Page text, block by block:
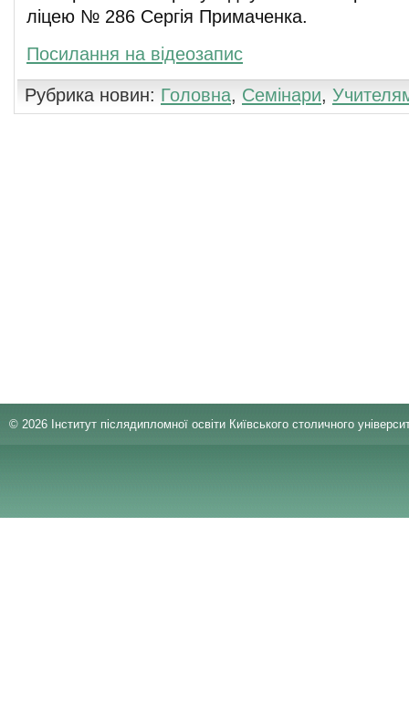
ліцею № 286 Сергія Примаченка.
Посилання на відеозапис
Рубрика новин: Головна, Семінари,
© 2026 Інститут післядипломної освіти Київського столичного